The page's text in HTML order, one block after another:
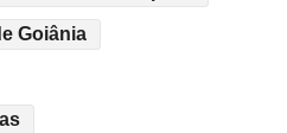
Goiânia